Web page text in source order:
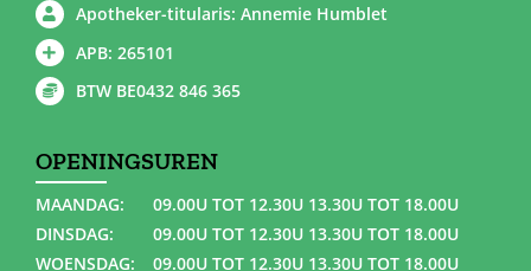
Apotheker-titularis: Annemie Humblet
APB: 265101
BTW BE0432 846 365
OPENINGSUREN
MAANDAG:
09.00U TOT 12.30U 13.30U TOT 18.00U
DINSDAG:
09.00U TOT 12.30U 13.30U TOT 18.00U
WOENSDAG:
09.00U TOT 12.30U 13.30U TOT 18.00U